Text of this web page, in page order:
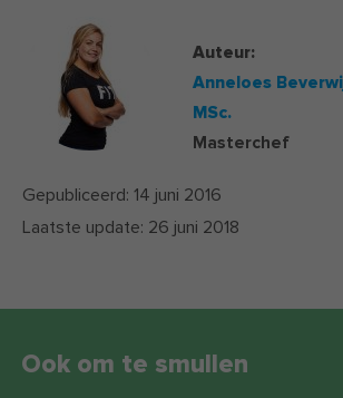
Auteur:
Anneloes
MSc.
Masterchef
Gepubliceerd: 14 juni 2016
Laatste update: 26 juni 2018
Ook om te smullen